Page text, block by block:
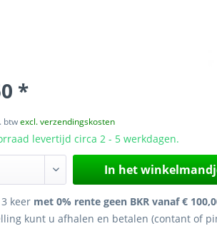
*
btwexcl. verzendingskosten
levertijd circa 2 - 5 werkdagen.
In het
keer met 0% rente geen BKR vanaf €
kunt u afhalen en betalen (contant of